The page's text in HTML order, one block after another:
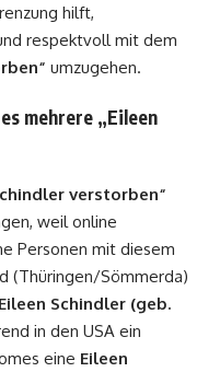
hilft,
respektvoll mit dem
umzugehen.
mehrere „Eileen
verstorben“
weil online
Personen mit diesem
(Thüringen/Sömmerda)
Eileen Schindler (geb.
in den USA ein
eine Eileen